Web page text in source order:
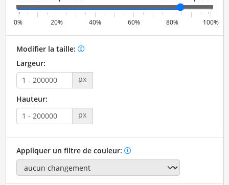
0% 20% 40% 60% 80% 100%
Modifier la taille:
Largeur:
px
Hauteur:
px
Appliquer un filtre de couleur: